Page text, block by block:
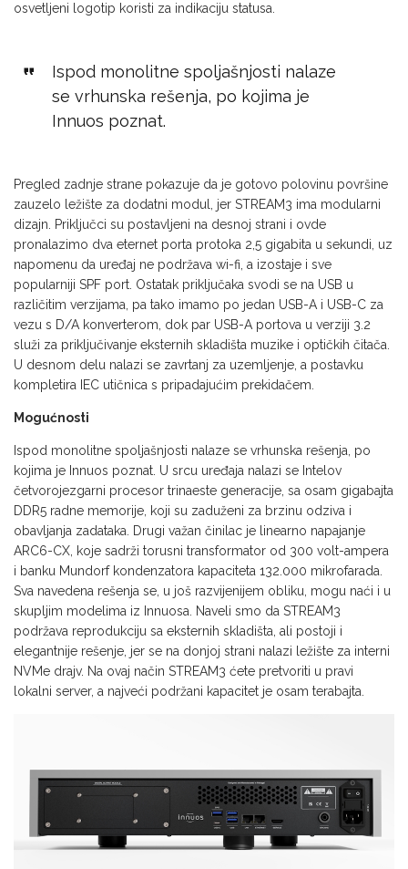
osvetljeni logotip koristi za indikaciju statusa.
Ispod monolitne spoljašnjosti nalaze
se vrhunska rešenja, po kojima je
Innuos poznat.
Pregled zadnje strane pokazuje da je gotovo polovinu površine
zauzelo ležište za dodatni modul, jer STREAM3 ima modularni
dizajn. Priključci su postavljeni na desnoj strani i ovde
pronalazimo dva eternet porta protoka 2,5 gigabita u sekundi, uz
napomenu da uređaj ne podržava wi-fi, a izostaje i sve
popularniji SPF port. Ostatak priključaka svodi se na USB u
različitim verzijama, pa tako imamo po jedan USB-A i USB-C za
vezu s D/A konverterom, dok par USB-A portova u verziji 3.2
služi za priključivanje eksternih skladišta muzike i optičkih čitača.
U desnom delu nalazi se zavrtanj za uzemljenje, a postavku
kompletira IEC utičnica s pripadajućim prekidačem.
Mogućnosti
Ispod monolitne spoljašnjosti nalaze se vrhunska rešenja, po
kojima je Innuos poznat. U srcu uređaja nalazi se Intelov
četvorojezgarni procesor trinaeste generacije, sa osam gigabajta
DDR5 radne memorije, koji su zaduženi za brzinu odziva i
obavljanja zadataka. Drugi važan činilac je linearno napajanje
ARC6-CX, koje sadrži torusni transformator od 300 volt-ampera
i banku Mundorf kondenzatora kapaciteta 132.000 mikrofarada.
Sva navedena rešenja se, u još razvijenijem obliku, mogu naći i u
skupljim modelima iz Innuosa. Naveli smo da STREAM3
podržava reprodukciju sa eksternih skladišta, ali postoji i
elegantnije rešenje, jer se na donjoj strani nalazi ležište za interni
NVMe drajv. Na ovaj način STREAM3 ćete pretvoriti u pravi
lokalni server, a najveći podržani kapacitet je osam terabajta.